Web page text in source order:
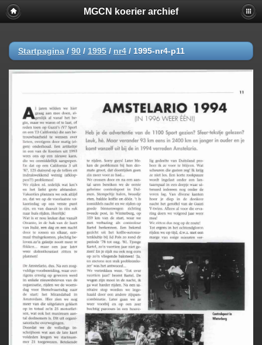
MGCN koerier archief
Startpagina / 90 / 1995 / nr4 / 1995-nr4-p11